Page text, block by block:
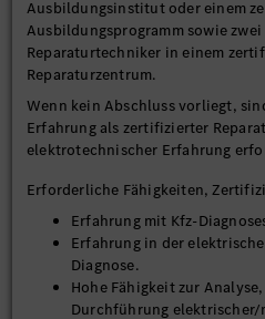
genaue Diagnose und
von Mercedes-Benz
Arbeiten an und/oder in
Demonstrieren Sie die
Vielzahl von elektrischen
Reparaturprozessen unter
Qualitätsstandards
Ist in der Lage,
verfahren ordnungsgemäß
montieren.
Ordnungsgemäße
Dokumentationssystemen,
Ausbildungsinstitut oder einem
Ausbildungsprogramm sowie
Reparaturtechniker in einem
Reparaturzentrum.
Wenn kein Abschluss vorliegt,
Erfahrung als zertifizierter
elektrotechnischer Erfahrung
Erforderliche Fähigkeiten,
Erfahrung mit Kfz-
Erfahrung in der
Diagnose.
Hohe Fähigkeit zur
Durchführung elektrischer/